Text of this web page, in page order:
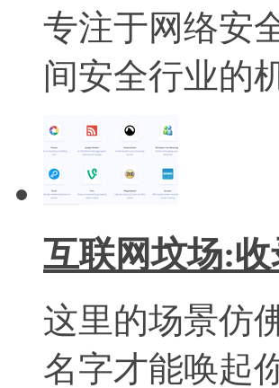
专注于网络安
间安全行业的
互联网坟场:
这里的场景仿
名字才能唤起